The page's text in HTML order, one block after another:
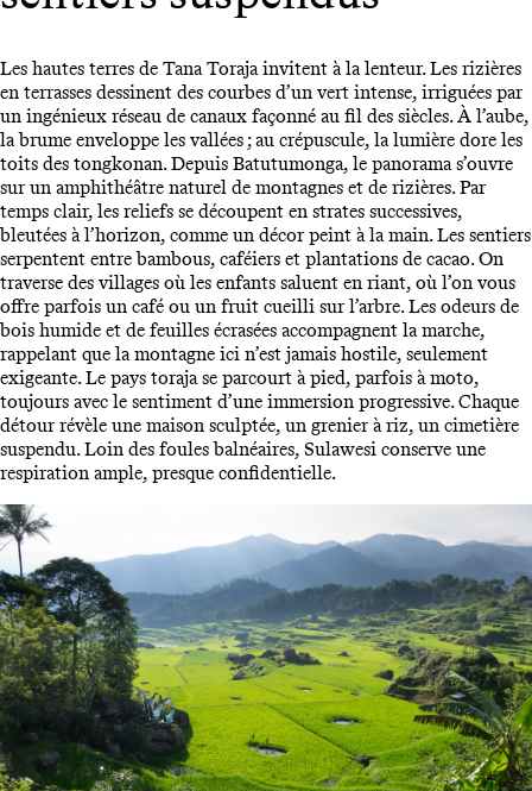
Les hautes terres de Tana Toraja invitent à la lenteur. Les rizières
en terrasses dessinent des courbes d’un vert intense, irriguées par
un ingénieux réseau de canaux façonné au fil des siècles. À l’aube,
la brume enveloppe les vallées ; au crépuscule, la lumière dore les
toits des tongkonan. Depuis Batutumonga, le panorama s’ouvre
sur un amphithéâtre naturel de montagnes et de rizières. Par
temps clair, les reliefs se découpent en strates successives,
bleutées à l’horizon, comme un décor peint à la main. Les sentiers
serpentent entre bambous, caféiers et plantations de cacao. On
traverse des villages où les enfants saluent en riant, où l’on vous
offre parfois un café ou un fruit cueilli sur l’arbre. Les odeurs de
bois humide et de feuilles écrasées accompagnent la marche,
rappelant que la montagne ici n’est jamais hostile, seulement
exigeante. Le pays toraja se parcourt à pied, parfois à moto,
toujours avec le sentiment d’une immersion progressive. Chaque
détour révèle une maison sculptée, un grenier à riz, un cimetière
suspendu. Loin des foules balnéaires, Sulawesi conserve une
respiration ample, presque confidentielle.